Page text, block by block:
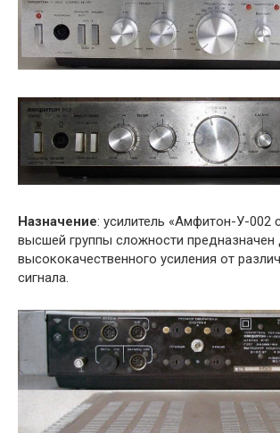
Назначение: усилитель «Амфитон-У-002
высшей группы сложности предназначен
высококачественного усиления от
сигнала.